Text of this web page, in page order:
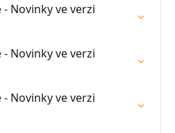
Novinky ve verzi
Novinky ve verzi
Novinky ve verzi